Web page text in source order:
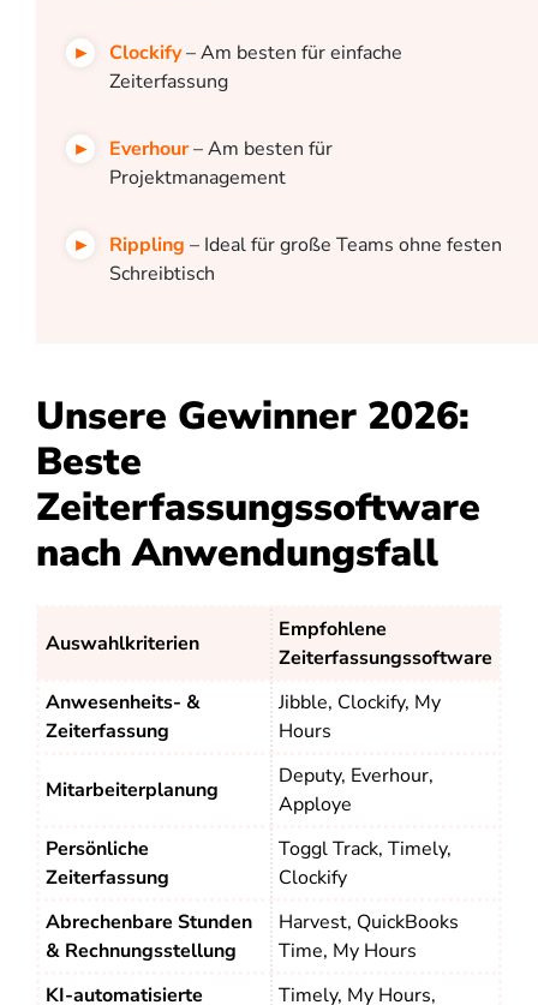
Clockify– Am besten für einfache
Zeiterfassung
Everhour– Am besten für
Projektmanagement
Rippling – Ideal für große Teams ohne festen
Schreibtisch
Unsere Gewinner 2026:
Beste
Zeiterfassungssoftware
nach Anwendungsfall
Auswahlkriterien
Empfohlene
Zeiterfassungssoftware
Anwesenheits- &
Zeiterfassung
Jibble, Clockify, My
Hours
Mitarbeiterplanung
Deputy, Everhour,
Apploye
Persönliche
Zeiterfassung
Toggl Track, Timely,
Clockify
Abrechenbare Stunden
& Rechnungsstellung
Harvest, QuickBooks
Time, My Hours
KI-automatisierte
Timely, My Hours,